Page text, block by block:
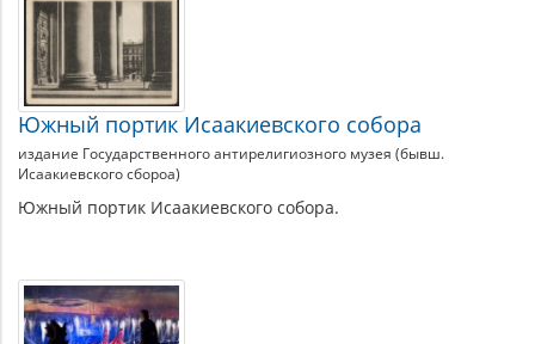
Южный портик Исаакиевского собора
издание Государственного антирелигиозного музея (бывш.
Исаакиевского сбороа)
Южный портик Исаакиевского собора.